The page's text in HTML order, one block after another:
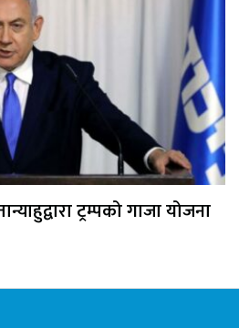
ट्रम्पको गाजा योजना